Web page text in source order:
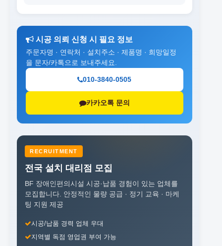
시공 의뢰 신청 시 필요 정보
주문자명 · 연락처 · 설치주소 · 제품명 · 희망일정
을 문자/카톡으로 보내주세요.
010-3840-0505
카카오톡 문의
RECRUITMENT
전국 설치 대리점 모집
BF 장애인편의시설 시공·납품 경험이 있는 업체를
모집합니다. 안정적인 물량 공급 · 정기 교육 · 마케
팅 지원 제공
시공/납품 경력 업체 우대
지역별 독점 영업권 부여 가능